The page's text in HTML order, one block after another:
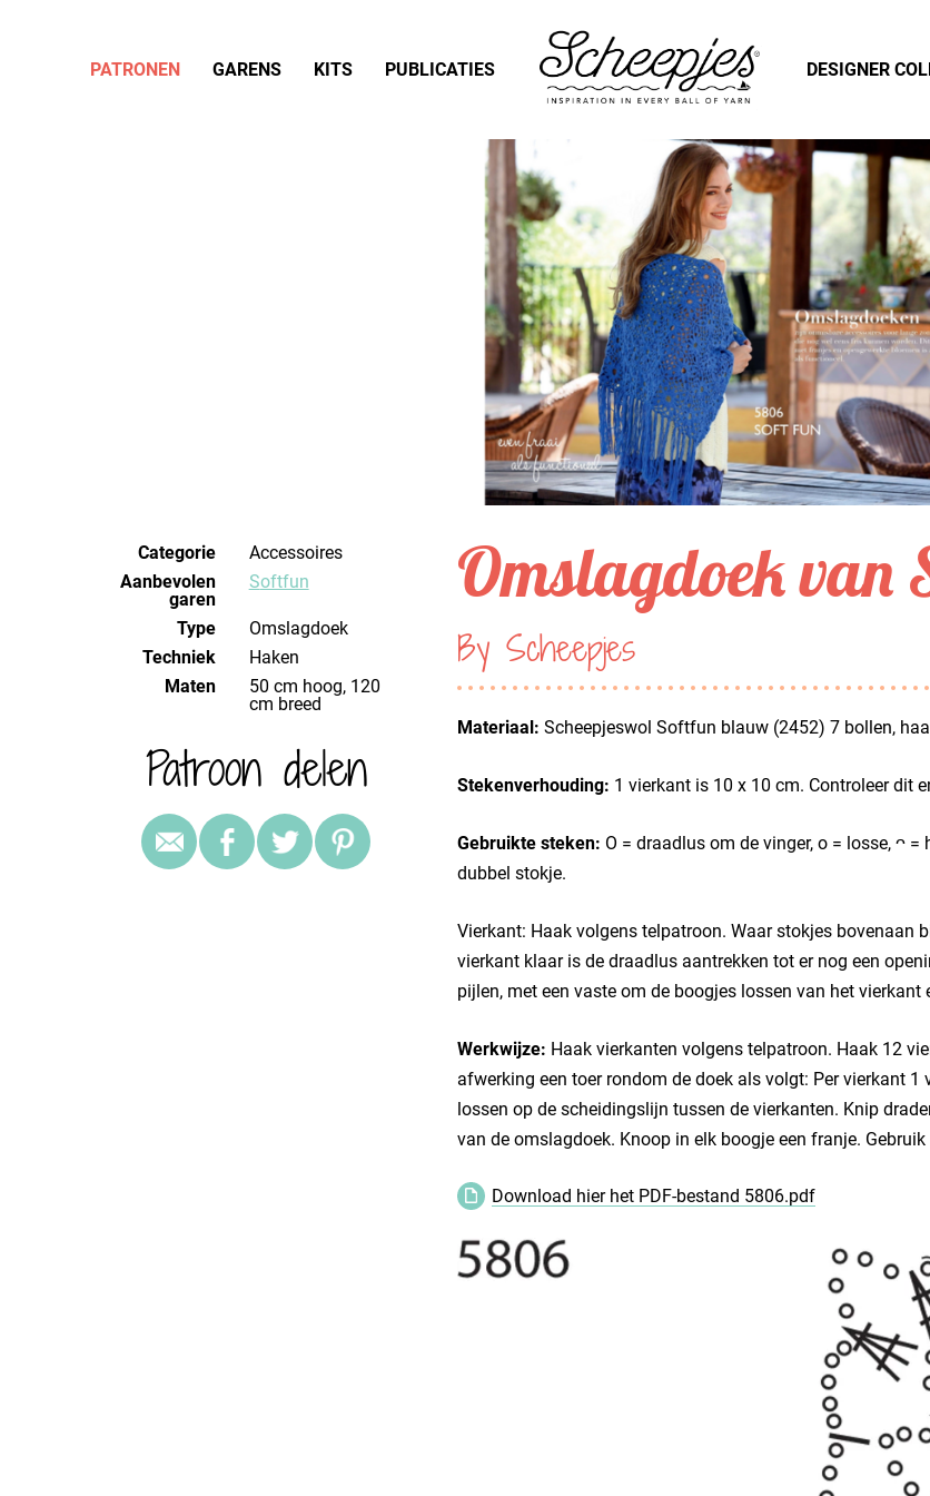
Categorie
Accessoires
Aanbevolen
garen
Softfun
Type
Omslagdoek
Techniek
haken
Maten
50 cm hoog, 120
cm breed
Patroon delen
Omslagdoek van
By Scheepjes
Materiaal: Scheepjeswol Softfun blauw (2452) 7 bollen,
Stekenverhouding: 1 vierkant is 10 x 10 cm. Controleer dit
Gebruikte steken: O = draadlus om de vinger, o = losse, ᴖ
dubbel stokje.
Vierkant: Haak volgens telpatroon. Waar stokjes bovenaan
vierkant klaar is de draadlus aantrekken tot er nog een
pijlen, met een vaste om de boogjes lossen van het vierkant
Werkwijze: Haak vierkanten volgens telpatroon. Haak 12
afwerking een toer rondom de doek als volgt: Per vierkant
lossen op de scheidingslijn tussen de vierkanten. Knip
van de omslagdoek. Knoop in elk boogje een franje.
Download hier het PDF-bestand 5806.pdf
PATRONEN GARENS KITS PUBLICATIES DESIGNER